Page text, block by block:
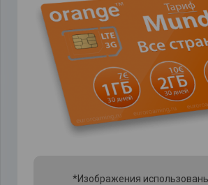
*Изображения